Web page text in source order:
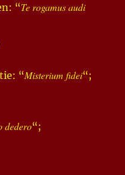
“Te rogamus audi
“Misterium fidei“;
dedero“;